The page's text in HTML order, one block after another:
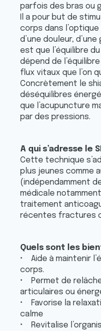
parfois des bras ou
Il a pour but de
corps dans
d’une douleur,
est que l’équilibre
dépend de
flux vitaux que l’on
Concrètement le
déséquilibres
que l’acupuncture
par des pressions.
A qui s’adresse le
Cette technique
plus jeunes comme
(indépendamment
médicale
traitement
récentes fractures
Quels sont les
• Aide à maintenir
corps.
• Permet de
articulaires ou
• Favorise la
calme
• Revitalise